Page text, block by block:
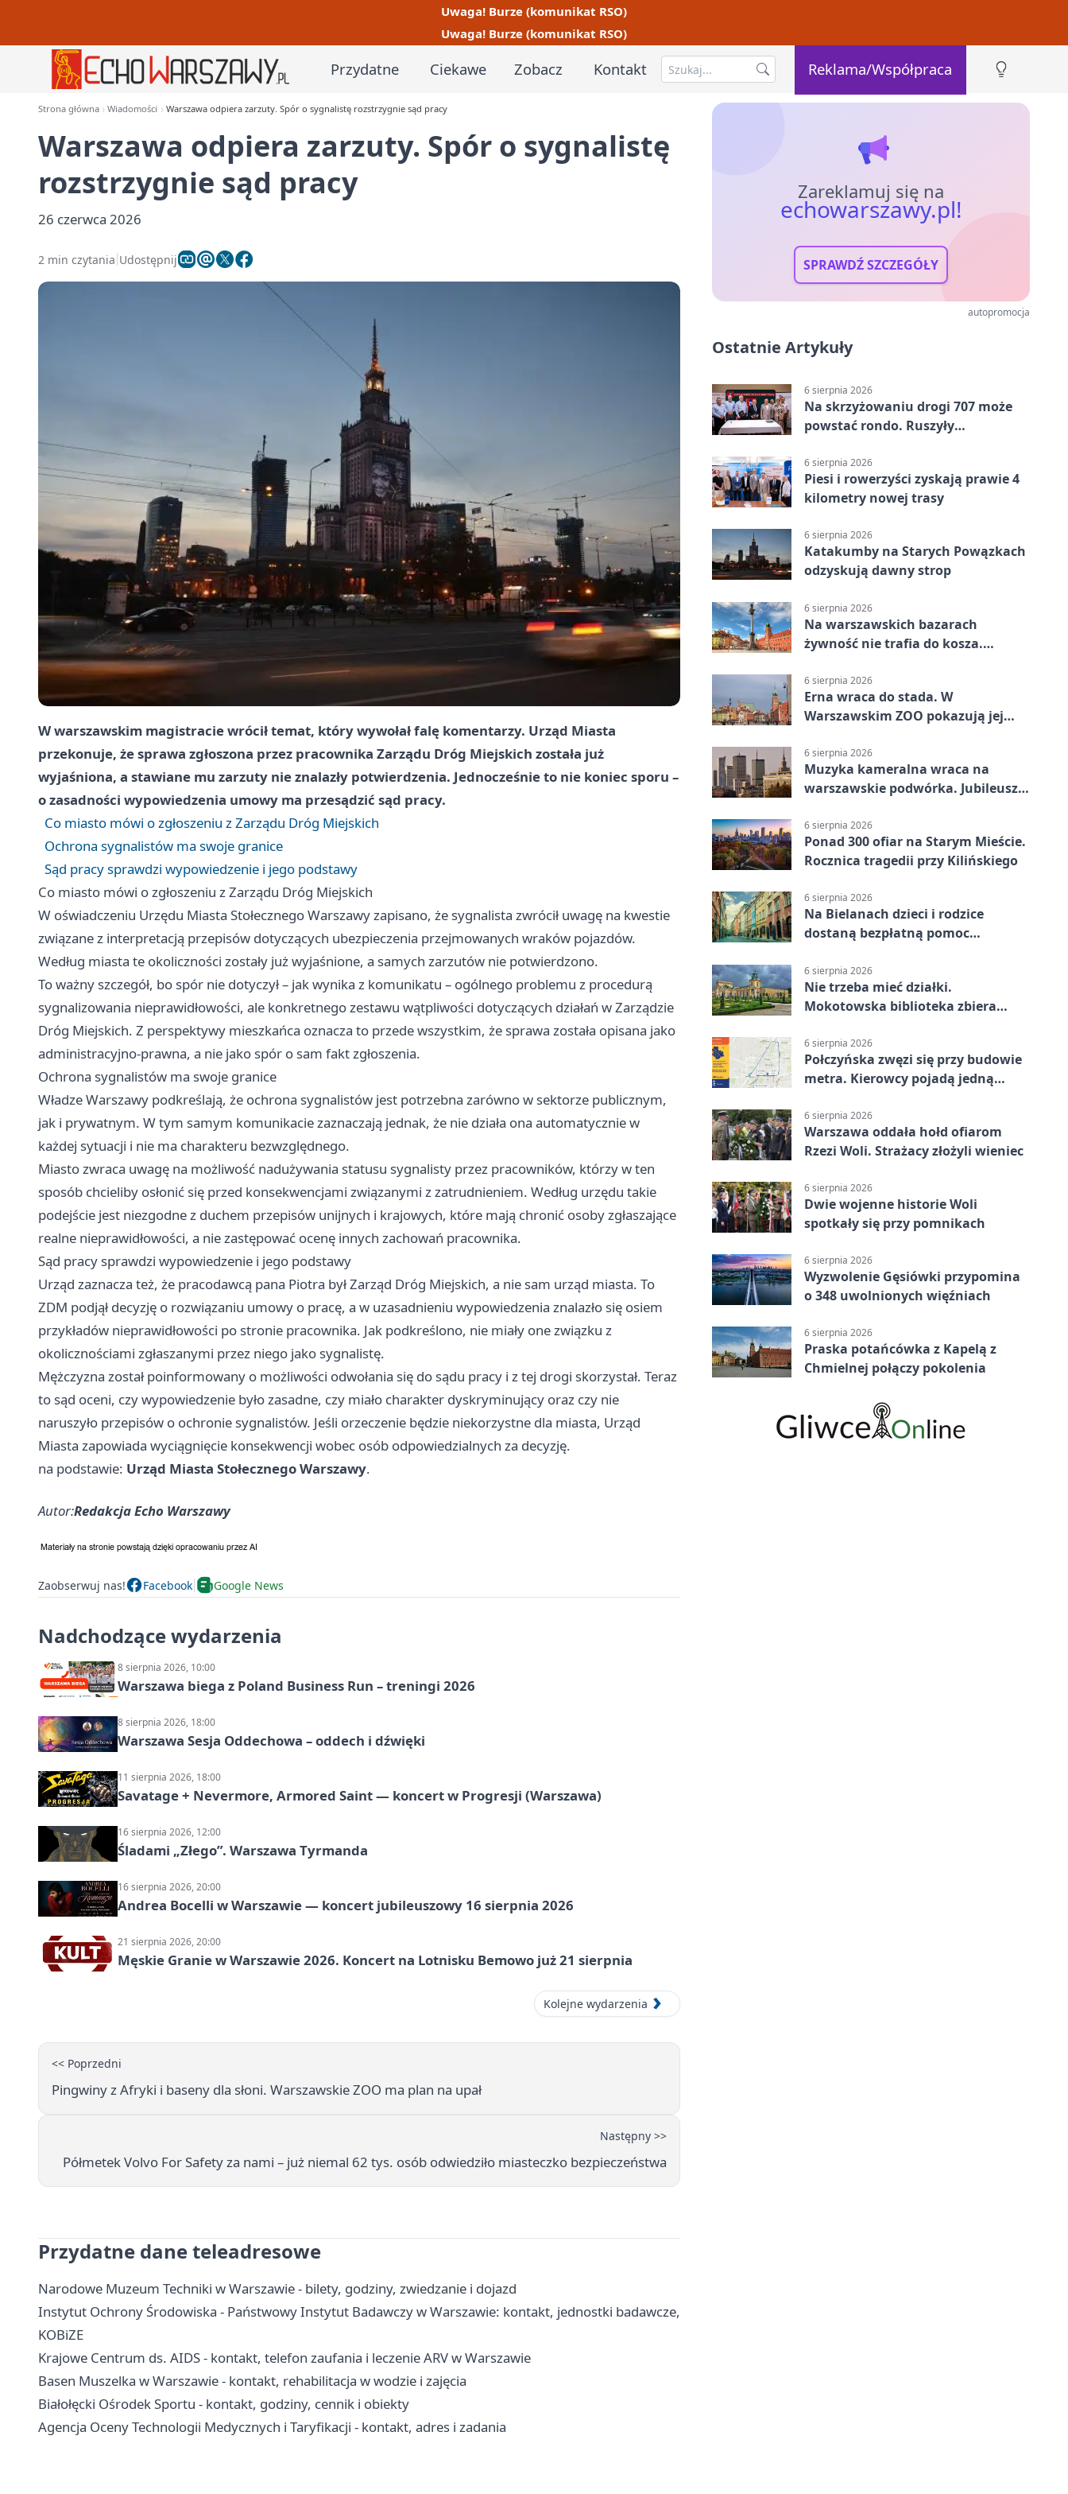
Uwaga! Burze (komunikat RSO)
Uwaga! Burze (komunikat RSO)
Przydatne Ciekawe Zobacz Kontakt Reklama/Współpraca
Strona główna Wiadomości Warszawa odpiera zarzuty. Spór o sygnalistę rozstrzygnie sąd pracy
Warszawa odpiera zarzuty. Spór o sygnalistę
rozstrzygnie sąd pracy
26 czerwca 2026
2 min czytania Udostępnij
W warszawskim magistracie wrócił temat, który wywołał falę komentarzy. Urząd Miasta
przekonuje, że sprawa zgłoszona przez pracownika Zarządu Dróg Miejskich została już
wyjaśniona, a stawiane mu zarzuty nie znalazły potwierdzenia. Jednocześnie to nie koniec sporu –
o zasadności wypowiedzenia umowy ma przesądzić sąd pracy.
Co miasto mówi o zgłoszeniu z Zarządu Dróg Miejskich
Ochrona sygnalistów ma swoje granice
Sąd pracy sprawdzi wypowiedzenie i jego podstawy
Co miasto mówi o zgłoszeniu z Zarządu Dróg Miejskich
W oświadczeniu Urzędu Miasta Stołecznego Warszawy zapisano, że sygnalista zwrócił uwagę na kwestie
związane z interpretacją przepisów dotyczących ubezpieczenia przejmowanych wraków pojazdów.
Według miasta te okoliczności zostały już wyjaśnione, a samych zarzutów nie potwierdzono.
To ważny szczegół, bo spór nie dotyczył – jak wynika z komunikatu – ogólnego problemu z procedurą
sygnalizowania nieprawidłowości, ale konkretnego zestawu wątpliwości dotyczących działań w Zarządzie
Dróg Miejskich. Z perspektywy mieszkańca oznacza to przede wszystkim, że sprawa została opisana jako
administracyjno-prawna, a nie jako spór o sam fakt zgłoszenia.
Ochrona sygnalistów ma swoje granice
Władze Warszawy podkreślają, że ochrona sygnalistów jest potrzebna zarówno w sektorze publicznym,
jak i prywatnym. W tym samym komunikacie zaznaczają jednak, że nie działa ona automatycznie w
każdej sytuacji i nie ma charakteru bezwzględnego.
Miasto zwraca uwagę na możliwość nadużywania statusu sygnalisty przez pracowników, którzy w ten
sposób chcieliby osłonić się przed konsekwencjami związanymi z zatrudnieniem. Według urzędu takie
podejście jest niezgodne z duchem przepisów unijnych i krajowych, które mają chronić osoby zgłaszające
realne nieprawidłowości, a nie zastępować ocenę innych zachowań pracownika.
Sąd pracy sprawdzi wypowiedzenie i jego podstawy
Urząd zaznacza też, że pracodawcą pana Piotra był Zarząd Dróg Miejskich, a nie sam urząd miasta. To
ZDM podjął decyzję o rozwiązaniu umowy o pracę, a w uzasadnieniu wypowiedzenia znalazło się osiem
przykładów nieprawidłowości po stronie pracownika. Jak podkreślono, nie miały one związku z
okolicznościami zgłaszanymi przez niego jako sygnalistę.
Mężczyzna został poinformowany o możliwości odwołania się do sądu pracy i z tej drogi skorzystał. Teraz
to sąd oceni, czy wypowiedzenie było zasadne, czy miało charakter dyskryminujący oraz czy nie
naruszyło przepisów o ochronie sygnalistów. Jeśli orzeczenie będzie niekorzystne dla miasta, Urząd
Miasta zapowiada wyciągnięcie konsekwencji wobec osób odpowiedzialnych za decyzję.
na podstawie: Urząd Miasta Stołecznego Warszawy.
Autor:Redakcja Echo Warszawy
Zaobserwuj nas! Facebook Google News
Nadchodzące wydarzenia
8 sierpnia 2026, 10:00
Warszawa biega z Poland Business Run – treningi 2026
8 sierpnia 2026, 18:00
Warszawa Sesja Oddechowa – oddech i dźwięki
11 sierpnia 2026, 18:00
Savatage + Nevermore, Armored Saint — koncert w Progresji (Warszawa)
16 sierpnia 2026, 12:00
Śladami „Złego”. Warszawa Tyrmanda
16 sierpnia 2026, 20:00
Andrea Bocelli w Warszawie — koncert jubileuszowy 16 sierpnia 2026
21 sierpnia 2026, 20:00
Męskie Granie w Warszawie 2026. Koncert na Lotnisku Bemowo już 21 sierpnia
Kolejne wydarzenia
<< Poprzedni
Pingwiny z Afryki i baseny dla słoni. Warszawskie ZOO ma plan na upał
Następny >>
Półmetek Volvo For Safety za nami – już niemal 62 tys. osób odwiedziło miasteczko bezpieczeństwa
Przydatne dane teleadresowe
Narodowe Muzeum Techniki w Warszawie - bilety, godziny, zwiedzanie i dojazd
Instytut Ochrony Środowiska - Państwowy Instytut Badawczy w Warszawie: kontakt, jednostki badawcze,
KOBiZE
Krajowe Centrum ds. AIDS - kontakt, telefon zaufania i leczenie ARV w Warszawie
Basen Muszelka w Warszawie - kontakt, rehabilitacja w wodzie i zajęcia
Białołęcki Ośrodek Sportu - kontakt, godziny, cennik i obiekty
Agencja Oceny Technologii Medycznych i Taryfikacji - kontakt, adres i zadania
Zareklamuj się na
echowarszawy.pl!
SPRAWDŹ SZCZEGÓŁY
autopromocja
Ostatnie Artykuły
6 sierpnia 2026
Na skrzyżowaniu drogi 707 może
powstać rondo. Ruszyły
6 sierpnia 2026
Piesi i rowerzyści zyskają prawie 4
kilometry nowej trasy
6 sierpnia 2026
Katakumby na Starych Powązkach
odzyskują dawny strop
6 sierpnia 2026
Na warszawskich bazarach
żywność nie trafia do kosza.
6 sierpnia 2026
Erna wraca do stada. W
Warszawskim ZOO pokazują jej
6 sierpnia 2026
Muzyka kameralna wraca na
warszawskie podwórka. Jubileusz
6 sierpnia 2026
Ponad 300 ofiar na Starym Mieście.
Rocznica tragedii przy Kilińskiego
6 sierpnia 2026
Na Bielanach dzieci i rodzice
dostaną bezpłatną pomoc
6 sierpnia 2026
Nie trzeba mieć działki.
Mokotowska biblioteka zbiera
6 sierpnia 2026
Połczyńska zwęzi się przy budowie
metra. Kierowcy pojadą jedną
6 sierpnia 2026
Warszawa oddała hołd ofiarom
Rzezi Woli. Strażacy złożyli wieniec
6 sierpnia 2026
Dwie wojenne historie Woli
spotkały się przy pomnikach
6 sierpnia 2026
Wyzwolenie Gęsiówki przypomina
o 348 uwolnionych więźniach
6 sierpnia 2026
Praska potańcówka z Kapelą z
Chmielnej połączy pokolenia